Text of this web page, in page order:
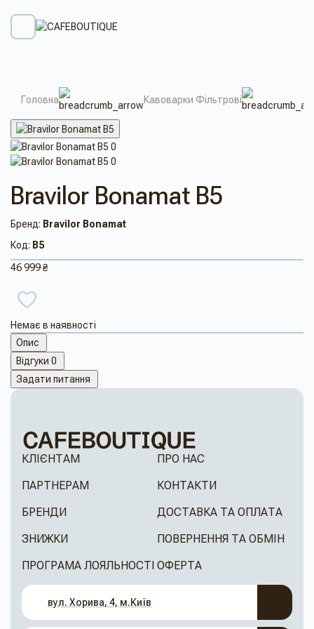
Головна Кавоварки Фільтрові
Bravilor Bonamat B5
Бренд: Bravilor Bonamat
Код: B5
46 999 ₴
Немає в наявності
Опис
Відгуки 0
Задати питання
КЛІЄНТАМ
ПАРТНЕРАМ
БРЕНДИ
ЗНИЖКИ
ПРОГРАМА ЛОЯЛЬНОСТІ
ПРО НАС
КОНТАКТИ
ДОСТАВКА ТА ОПЛАТА
ПОВЕРНЕННЯ ТА ОБМІН
ОФЕРТА
вул. Хорива, 4, м.Київ